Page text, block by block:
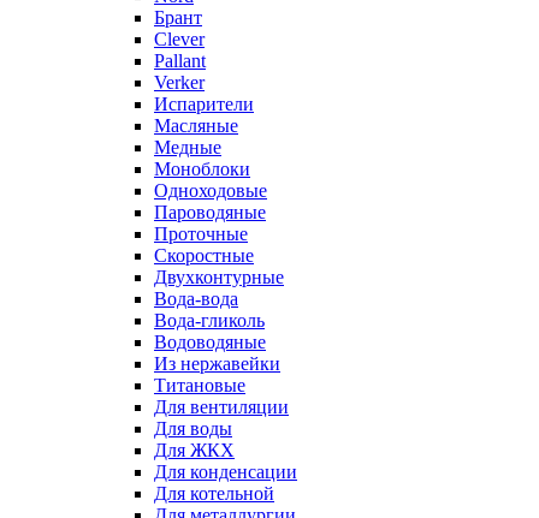
Брант
Clever
Pallant
Verker
Испарители
Масляные
Медные
Моноблоки
Одноходовые
Пароводяные
Проточные
Скоростные
Двухконтурные
Вода-вода
Вода-гликоль
Водоводяные
Из нержавейки
Титановые
Для вентиляции
Для воды
Для ЖКХ
Для конденсации
Для котельной